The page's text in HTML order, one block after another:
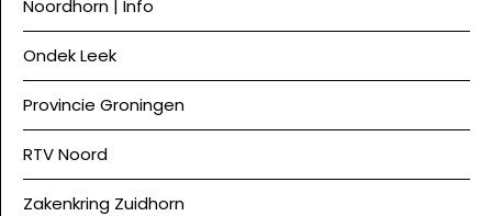
Noordhorn | Info
Ondek Leek
Provincie Groningen
RTV Noord
Zakenkring Zuidhorn